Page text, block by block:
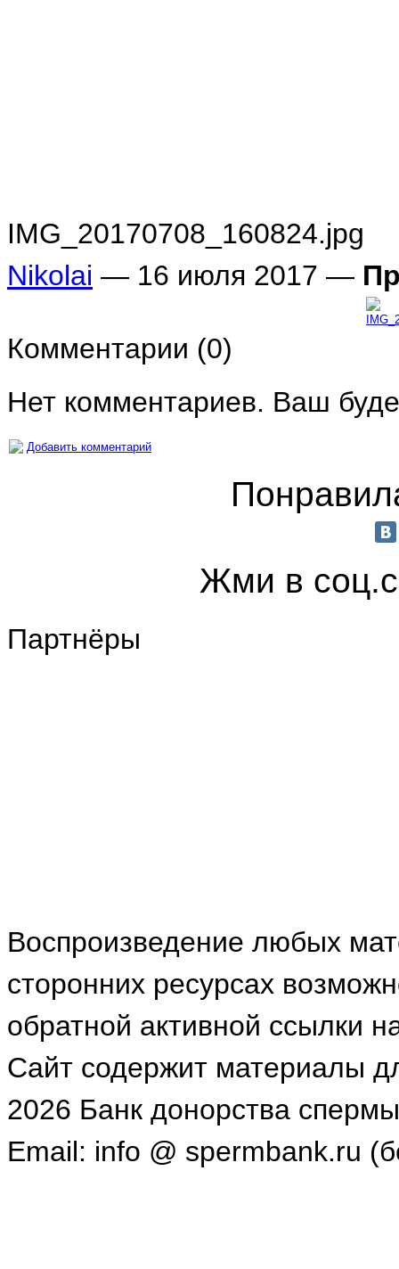
IMG_20170708_160824.jpg
Nikolai — 16 июля 2017 —
Комментарии (0)
Нет комментариев. Ваш
Добавить комментарий
Жми в
Партнёры
Воспроизведение любых
сторонних ресурсах
обратной активной ссылки
Сайт содержит материалы
2026 Банк донорства
Email: info @ spermbank.ru